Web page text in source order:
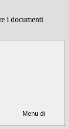
i documenti
Menu di